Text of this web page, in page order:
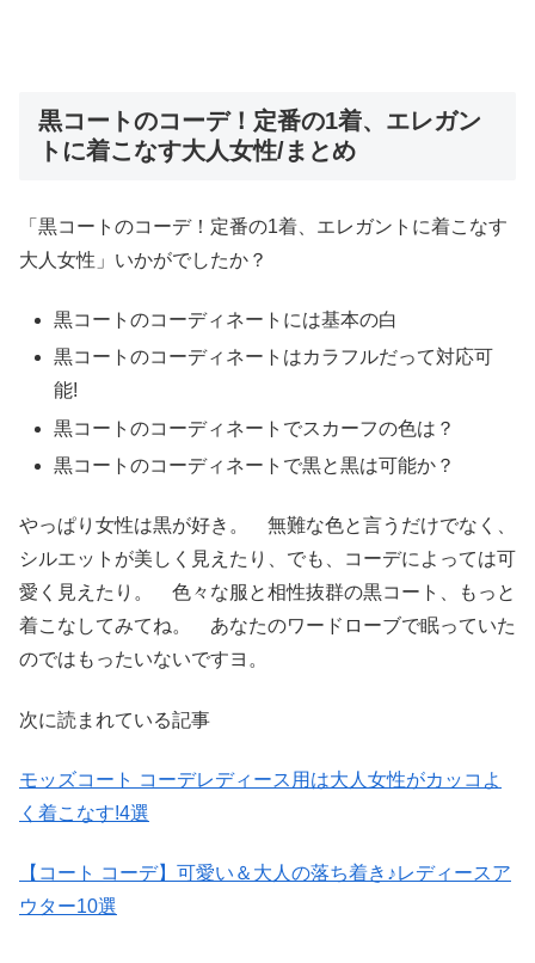
黒コートのコーデ！定番の1着、エレガン
トに着こなす大人女性/まとめ
「黒コートのコーデ！定番の1着、エレガントに着こなす
大人女性」いかがでしたか？
黒コートのコーディネートには基本の白
黒コートのコーディネートはカラフルだって対応可
能!
黒コートのコーディネートでスカーフの色は？
黒コートのコーディネートで黒と黒は可能か？
やっぱり女性は黒が好き。 無難な色と言うだけでなく、
シルエットが美しく見えたり、でも、コーデによっては可
愛く見えたり。 色々な服と相性抜群の黒コート、もっと
着こなしてみてね。 あなたのワードローブで眠っていた
のではもったいないですヨ。
次に読まれている記事
モッズコート コーデレディース用は大人女性がカッコよ
く着こなす!4選
【コート コーデ】可愛い＆大人の落ち着き♪レディースア
ウター10選